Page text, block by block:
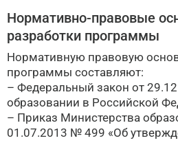
Нормативно-правовые
разработки программы
Нормативную правовую
программы составляют:
– Федеральный закон от
образовании в Российской
– Приказ Министерства
01.07.2013 № 499 «Об